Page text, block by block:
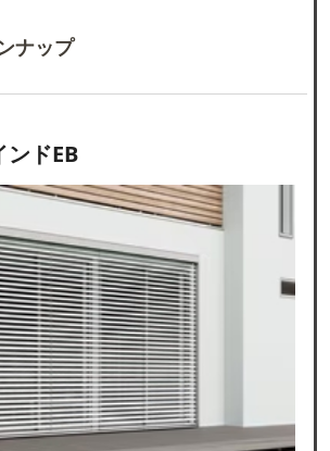
ナップ
ンドEB